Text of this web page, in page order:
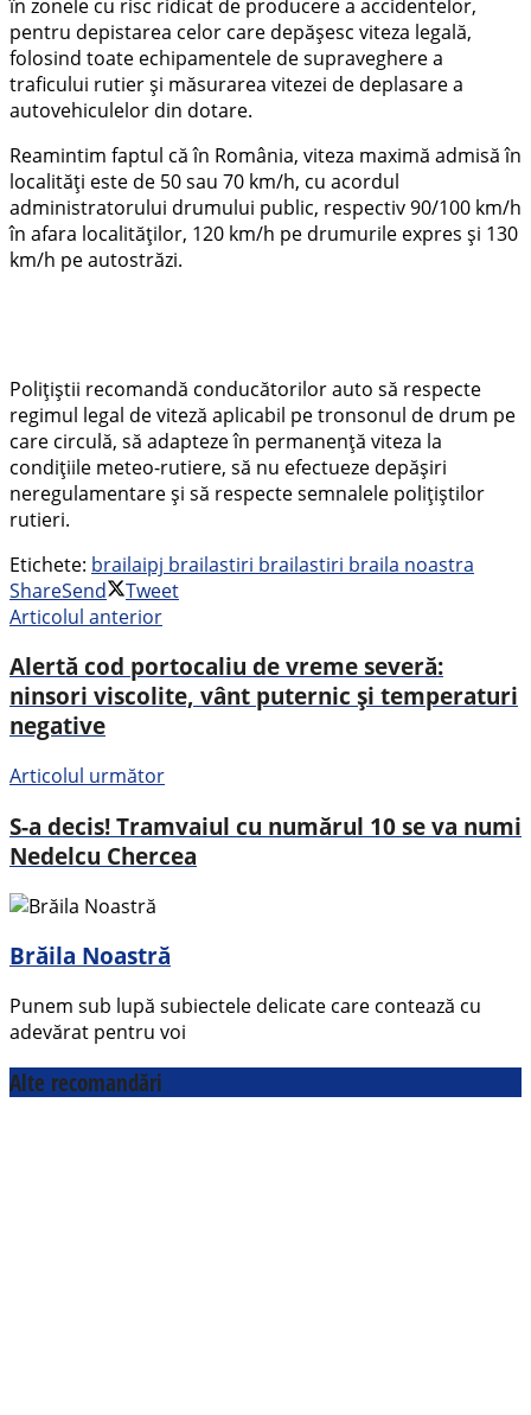
în zonele cu risc ridicat de producere a accidentelor,
pentru depistarea celor care depășesc viteza legală,
folosind toate echipamentele de supraveghere a
traficului rutier și măsurarea vitezei de deplasare a
autovehiculelor din dotare.
Reamintim faptul că în România, viteza maximă admisă în
localități este de 50 sau 70 km/h, cu acordul
administratorului drumului public, respectiv 90/100 km/h
în afara localităților, 120 km/h pe drumurile expres și 130
km/h pe autostrăzi.
Polițiștii recomandă conducătorilor auto să respecte
regimul legal de viteză aplicabil pe tronsonul de drum pe
care circulă, să adapteze în permanență viteza la
condițiile meteo-rutiere, să nu efectueze depășiri
neregulamentare și să respecte semnalele polițiștilor
rutieri.
Etichete: brailaipj brailastiri brailastiri braila noastra
ShareSend
Tweet
Articolul anterior
Alertă cod portocaliu de vreme severă:
ninsori viscolite, vânt puternic și temperaturi
negative
Articolul următor
S-a decis! Tramvaiul cu numărul 10 se va numi
Nedelcu Chercea
Brăila Noastră
Punem sub lupă subiectele delicate care contează cu
adevărat pentru voi
Alte recomandări